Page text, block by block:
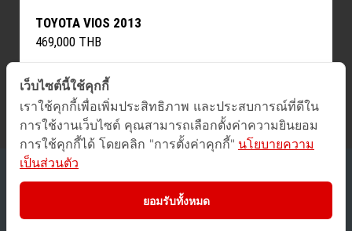
TOYOTA VIOS 2013
469,000 THB
« PreviousNext »
All Rights Reserved.
Privacy Policy/Terms of Use
เว็บไซต์นี้ใช้คุกกี้
เราใช้คุกกี้เพื่อเพิ่มประสิทธิภาพ และประสบการณ์ที่ดีใน
การใช้งานเว็บไซต์ คุณสามารถเลือกตั้งค่าความยินยอม
การใช้คุกกี้ได้ โดยคลิก "การตั้งค่าคุกกี้" นโยบายความ
เป็นส่วนตัว
ยอมรับทั้งหมด